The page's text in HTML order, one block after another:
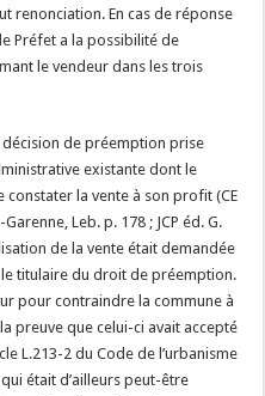
renonciation. En cas de réponse
Préfet a la possibilité de
le vendeur dans les trois
décision de préemption prise
existante dont le
la vente à son profit (CE
Leb. p. 178 ; JCP éd. G.
de la vente était demandée
titulaire du droit de préemption.
pour contraindre la commune à
preuve que celui-ci avait accepté
L.213-2 du Code de l’urbanisme
était d’ailleurs peut-être